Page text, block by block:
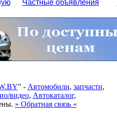
Частные объявления
" - Автомобили, запчасти,
видео, Автокаталог,
» Обратная связь «